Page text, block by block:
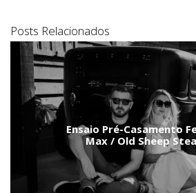
Posts Relacionados
Ensaio Pré-Casamento
Max / Old Sheep